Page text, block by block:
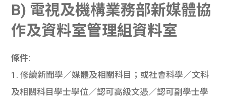
B) 電視及機構業務部新媒體協
作及資料室管理組資料室
條件:
1. 修讀新聞學／媒體及相關科目；或社會科學／文科
及相關科目學士學位／認可高級文憑／認可副學士學